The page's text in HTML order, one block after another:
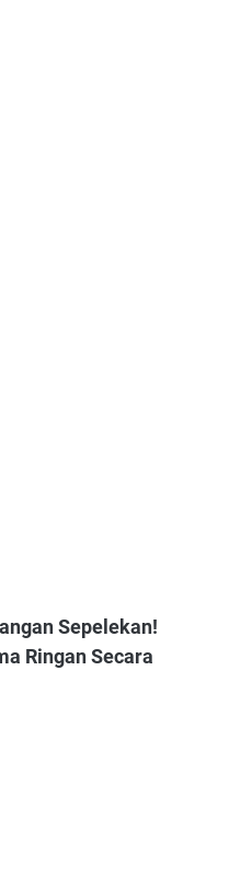
Sepelekan!
Ringan Secara